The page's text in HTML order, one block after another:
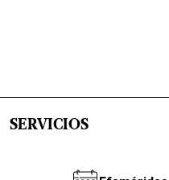
SERVICIOS